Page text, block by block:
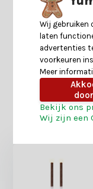
Reviews
Heb je nog
producten?
Wij gebruiken
laten
advertenties
voorkeuren
Meer
Bekijk ons
Wij zijn een